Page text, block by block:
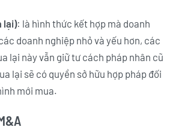
lại): là hình thức kết hợp mà doanh
doanh nghiệp nhỏ và yếu hơn, các
lại này vẫn giữ tư cách pháp nhân cũ
lại sẽ có quyền sở hữu hợp pháp đối
mới mua.